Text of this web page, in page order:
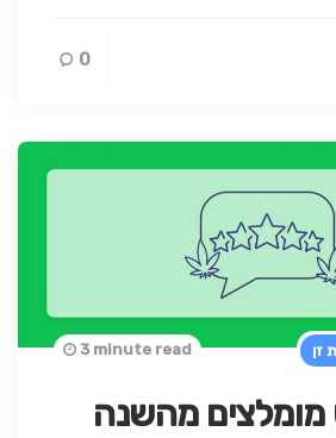
0
זן
מומלצים מהשנה
3 minute read